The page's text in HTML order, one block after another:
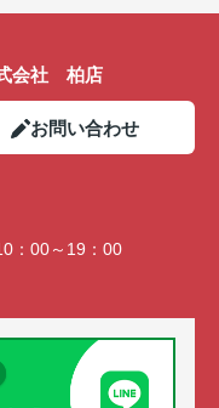
会社 柏店
お問い合わせ
：00～19：00